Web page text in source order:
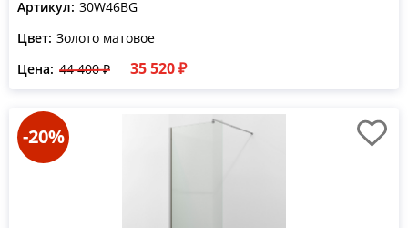
Артикул: 30W46BG
Цвет: Золото матовое
Цена: 44 400 ₽ 35 520 ₽
-20%